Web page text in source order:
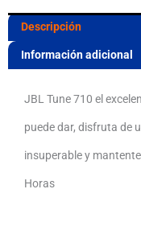
Descripción
Información adicional
JBL Tune 710 el
puede dar, disfruta de
insuperable y
Horas